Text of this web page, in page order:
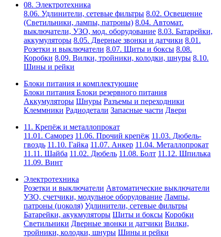
08. Электротехника
8.06. Удлинители, сетевые фильтры 8.02. Освещение
(Светильники, лампы, патроны) 8.04. Автомат.
выключатели, УЗО, мод. оборудование 8.03. Батарейки,
аккумуляторы 8.05. Дверные звонки и датчики 8.01.
Розетки и выключатели 8.07. Щиты и боксы 8.08.
Коробки 8.09. Вилки, тройники, колодки, шнуры 8.10.
Шины и рейки
Блоки питания и комплектующие
Блоки питания Блоки резервного питания
Аккумуляторы Шнуры Разъемы и переходники
Клеммники Радиодетали Запасные части Двери
11. Крепёж и металлопрокат
11.01. Саморез 11.06. Прочий крепёж 11.03. Дюбель-
гвоздь 11.10. Гайка 11.07. Анкер 11.04. Металлопрокат
11.11. Шайба 11.02. Дюбель 11.08. Болт 11.12. Шпилька
11.09. Винт
Электротехника
Розетки и выключатели Автоматические выключатели
УЗО, счетчики, модульное оборудование Лампы,
патроны (цоколя) Удлинители, сетевые фильтры
Батарейки, акукмуляторы Щиты и боксы Коробки
Светильники Дверные звонки и датчики Вилки,
тройники, колодки, шнуры Шины и рейки